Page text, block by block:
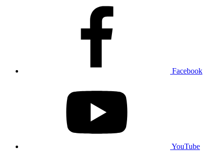
Facebook
YouTube